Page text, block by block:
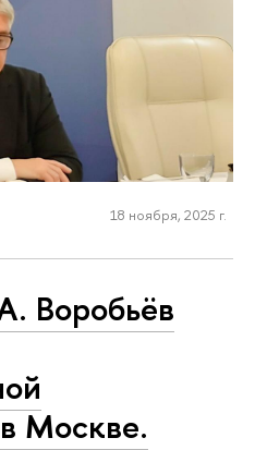
18 ноября, 2025 г.
Воробьёв
Москве.